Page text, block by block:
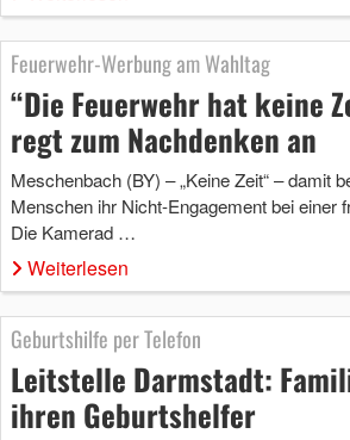
Feuerwehr-Werbung am Wahltag
“Die Feuerwehr hat keine
regt zum Nachdenken an
Meschenbach (BY) – „Keine Zeit“ – damit
Menschen ihr Nicht-Engagement bei einer
Die Kamerad …
Weiterlesen
Geburtshilfe per Telefon
Leitstelle Darmstadt:
ihren Geburtshelfer